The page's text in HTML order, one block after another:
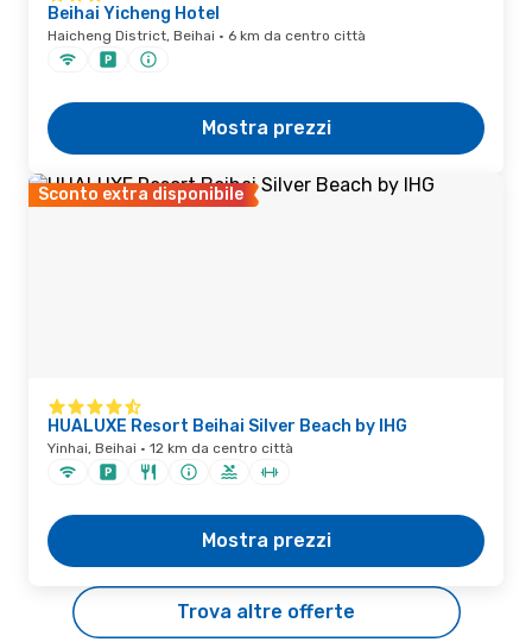
Beihai Yicheng Hotel
Haicheng District, Beihai · 6 km da centro città
Mostra prezzi
Sconto extra disponibile
HUALUXE Resort Beihai Silver Beach by IHG
Yinhai, Beihai · 12 km da centro città
Mostra prezzi
Trova altre offerte